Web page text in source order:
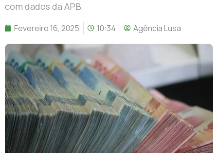
com dados da APB.
Fevereiro 16, 2025 10:34 Agência Lusa